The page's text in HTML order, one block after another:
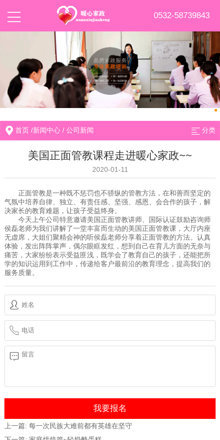
0532-58739843
首页 /新闻中心 /公司新闻 分类
美国正面管教课程走进暖心家政~~
2020-01-11
正面管教是一种既不惩罚也不骄纵的管教方法，在和善而坚定的
气氛中培养自律、独立、有责任感、坚强、感恩、会合作的孩子，解
决家长的教育难题，让孩子受益终身。
今天上午公司特意邀请美国正面管教讲师、国际认证鼓励咨询师
侯磊老师为我们讲解了一堂丰富而生动的美国正面管教课，大厅内座
无虚席，大姐们聚精会神的听侯磊老师分享着正面管教的方法。认真
体验，发出阵阵掌声，偶尔眼眶发红，想到自己在育儿方面的无奈与
痛苦，大家纷纷表示受益匪浅，既学会了教育自己的孩子，还能把所
学的知识运用到工作中，传递给客户最前沿的教育理念，提高我们的
服务质量。
上一篇: 每一次民族大难前都有英雄在坚守